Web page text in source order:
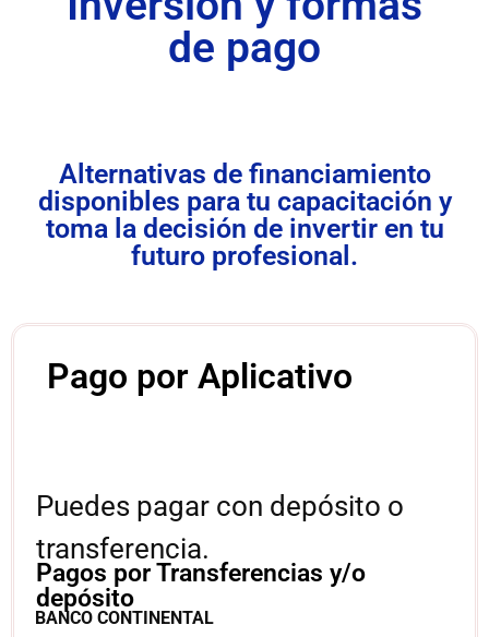
de pago
Alternativas de financiamiento
disponibles para tu capacitación y
toma la decisión de invertir en tu
futuro profesional.
Pago por Aplicativo
Puedes pagar con depósito o
transferencia.
BANCO CONTINENTAL
Pagos por Transferencias y/o
depósito